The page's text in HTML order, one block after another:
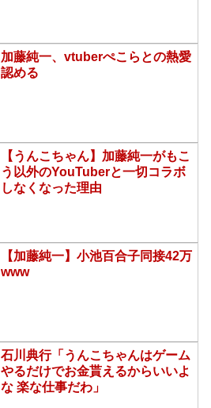
加藤純一、vtuberぺこらとの熱愛
認める
【うんこちゃん】加藤純一がもこ
う以外のYouTuberと一切コラボ
しなくなった理由
【加藤純一】小池百合子同接42万
www
石川典行「うんこちゃんはゲーム
やるだけでお金貰えるからいいよ
な 楽な仕事だわ」